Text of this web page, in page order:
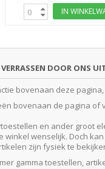
IN
DOOR ONS
bovenaan deze
bovenaan de pagina
en ander groot
winkel wenselijk. Doch
zijn fysiek te
gamma toestellen,